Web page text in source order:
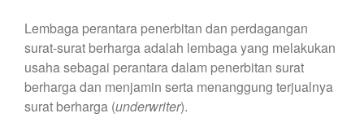
Lembaga perantara penerbitan dan perdagangan
surat-surat berharga adalah lembaga yang melakukan
usaha sebagai perantara dalam penerbitan surat
berharga dan menjamin serta menanggung terjualnya
surat berharga (underwriter).